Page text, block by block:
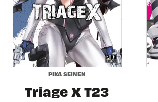
PIKA SEINEN
Triage X T23